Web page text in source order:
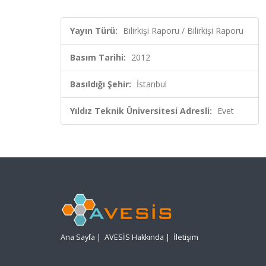
Yayın Türü: Bilirkişi Raporu / Bilirkişi Raporu
Basım Tarihi: 2012
Basıldığı Şehir: İstanbul
Yıldız Teknik Üniversitesi Adresli: Evet
Ana Sayfa | AVESİS Hakkında | İletişim